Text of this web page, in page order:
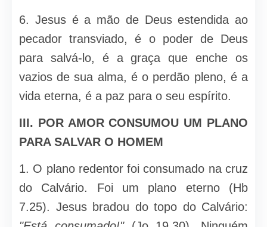
6. Jesus é a mão de Deus estendida ao
pecador transviado, é o poder de Deus
para salvá-lo, é a graça que enche os
vazios de sua alma, é o perdão pleno, é a
vida eterna, é a paz para o seu espírito.
III. POR AMOR CONSUMOU UM PLANO
PARA SALVAR O HOMEM
1. O plano redentor foi consumado na cruz
do Calvário. Foi um plano eterno (Hb
7.25). Jesus bradou do topo do Calvário: